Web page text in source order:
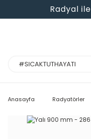
Radyal ile
Anasayfa Radyatörler